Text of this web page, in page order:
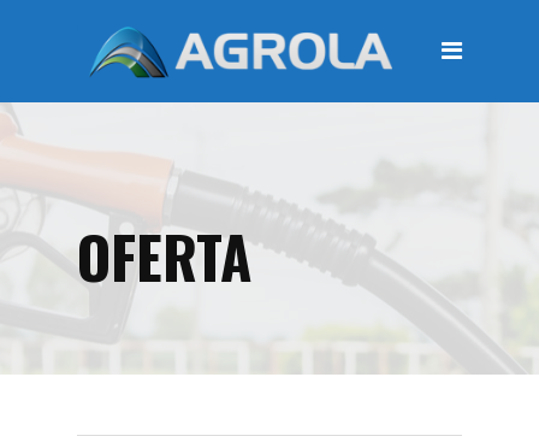
STRONA GŁÓWNA
OFERTA
Moje konto
OFERTA